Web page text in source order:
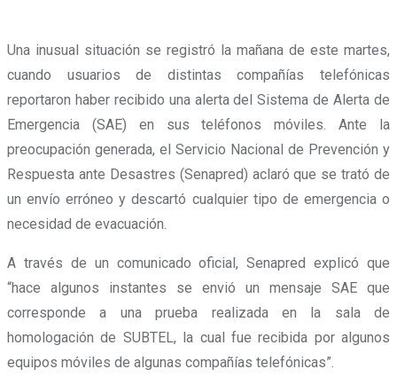
Una inusual situación se registró la mañana de este martes,
cuando usuarios de distintas compañías telefónicas
reportaron haber recibido una alerta del Sistema de Alerta de
Emergencia (SAE) en sus teléfonos móviles. Ante la
preocupación generada, el Servicio Nacional de Prevención y
Respuesta ante Desastres (Senapred) aclaró que se trató de
un envío erróneo y descartó cualquier tipo de emergencia o
necesidad de evacuación.
A través de un comunicado oficial, Senapred explicó que
“hace algunos instantes se envió un mensaje SAE que
corresponde a una prueba realizada en la sala de
homologación de SUBTEL, la cual fue recibida por algunos
equipos móviles de algunas compañías telefónicas”.